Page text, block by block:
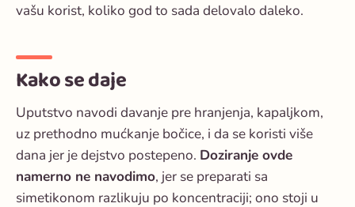
vašu korist, koliko god to sada delovalo daleko.
Kako se daje
Uputstvo navodi davanje pre hranjenja, kapaljkom,
uz prethodno mućkanje bočice, i da se koristi više
dana jer je dejstvo postepeno. Doziranje ovde
namerno ne navodimo, jer se preparati sa
simetikonom razlikuju po koncentraciji; ono stoji u